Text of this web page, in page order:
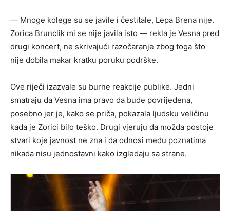
— Mnoge kolege su se javile i čestitale, Lepa Brena nije.
Zorica Brunclik mi se nije javila isto — rekla je Vesna pred
drugi koncert, ne skrivajući razočaranje zbog toga što
nije dobila makar kratku poruku podrške.
Ove riječi izazvale su burne reakcije publike. Jedni
smatraju da Vesna ima pravo da bude povrijeđena,
posebno jer je, kako se priča, pokazala ljudsku veličinu
kada je Zorici bilo teško. Drugi vjeruju da možda postoje
stvari koje javnost ne zna i da odnosi među poznatima
nikada nisu jednostavni kako izgledaju sa strane.